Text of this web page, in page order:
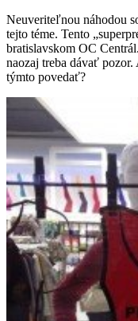
Neuveriteľnou náhodou
tejto téme. Tento
bratislavskom OC
naozaj treba dávať
týmto povedať?